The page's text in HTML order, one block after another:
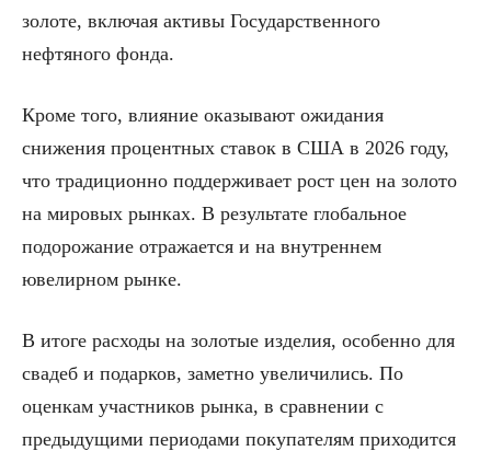
золоте, включая активы Государственного
нефтяного фонда.
Кроме того, влияние оказывают ожидания
снижения процентных ставок в США в 2026 году,
что традиционно поддерживает рост цен на золото
на мировых рынках. В результате глобальное
подорожание отражается и на внутреннем
ювелирном рынке.
В итоге расходы на золотые изделия, особенно для
свадеб и подарков, заметно увеличились. По
оценкам участников рынка, в сравнении с
предыдущими периодами покупателям приходится